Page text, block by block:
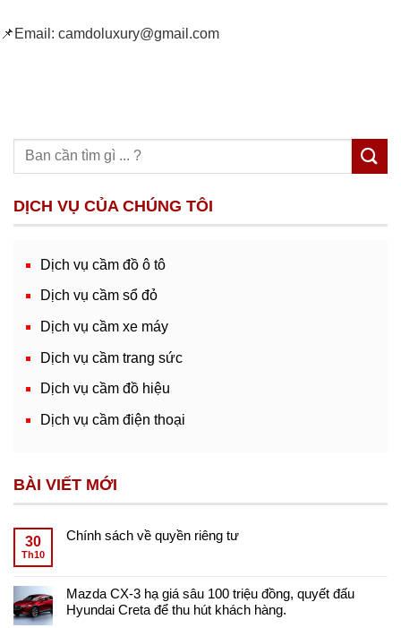
📌Email: camdoluxury@gmail.com
DỊCH VỤ CỦA CHÚNG TÔI
Dịch vụ cầm đồ ô tô
Dịch vụ cầm sổ đỏ
Dịch vụ cầm xe máy
Dịch vụ cầm trang sức
Dịch vụ cầm đồ hiệu
Dịch vụ cầm điện thoại
BÀI VIẾT MỚI
30
Th10
Chính sách về quyền riêng tư
Mazda CX-3 hạ giá sâu 100 triệu đồng, quyết đấu
Hyundai Creta để thu hút khách hàng.